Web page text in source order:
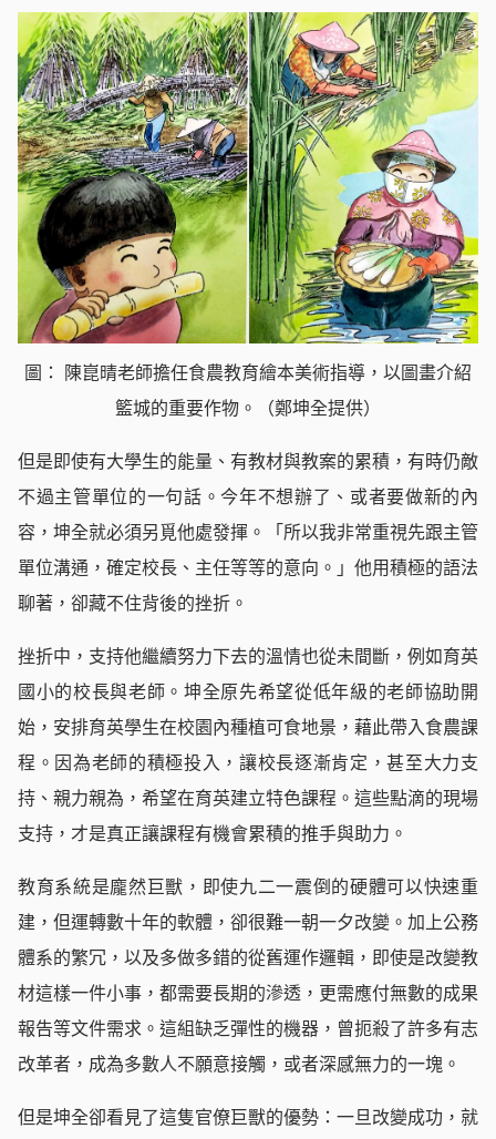
圖： 陳崑晴老師擔任食農教育繪本美術指導，以圖畫介紹
籃城的重要作物。（鄭坤全提供）
但是即使有大學生的能量、有教材與教案的累積，有時仍敵
不過主管單位的一句話。今年不想辦了、或者要做新的內
容，坤全就必須另覓他處發揮。「所以我非常重視先跟主管
單位溝通，確定校長、主任等等的意向。」他用積極的語法
聊著，卻藏不住背後的挫折。
挫折中，支持他繼續努力下去的溫情也從未間斷，例如育英
國小的校長與老師。坤全原先希望從低年級的老師協助開
始，安排育英學生在校園內種植可食地景，藉此帶入食農課
程。因為老師的積極投入，讓校長逐漸肯定，甚至大力支
持、親力親為，希望在育英建立特色課程。這些點滴的現場
支持，才是真正讓課程有機會累積的推手與助力。
教育系統是龐然巨獸，即使九二一震倒的硬體可以快速重
建，但運轉數十年的軟體，卻很難一朝一夕改變。加上公務
體系的繁冗，以及多做多錯的從舊運作邏輯，即使是改變教
材這樣一件小事，都需要長期的滲透，更需應付無數的成果
報告等文件需求。這組缺乏彈性的機器，曾扼殺了許多有志
改革者，成為多數人不願意接觸，或者深感無力的一塊。
但是坤全卻看見了這隻官僚巨獸的優勢：一旦改變成功，就